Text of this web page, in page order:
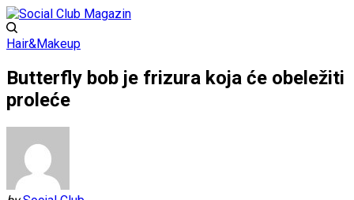
Hair&Makeup
Butterfly bob je frizura koja će obeležiti
proleće